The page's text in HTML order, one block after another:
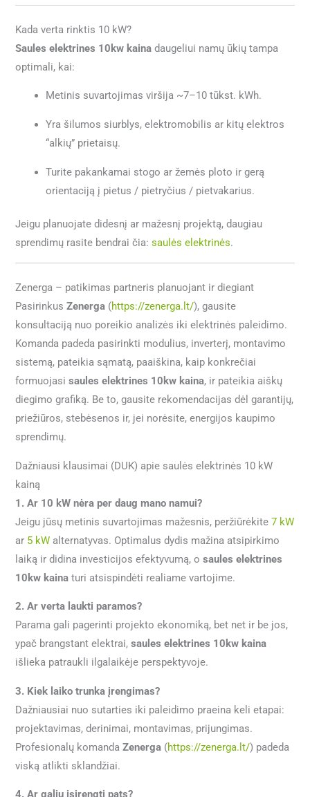
Kada verta rinktis 10 kW?
Saules elektrines 10kw kaina daugeliui namų ūkių tampa
optimali, kai:
Metinis suvartojimas viršija ~7–10 tūkst. kWh.
Yra šilumos siurblys, elektromobilis ar kitų elektros
“alkių” prietaisų.
Turite pakankamai stogo ar žemės ploto ir gerą
orientaciją į pietus / pietryčius / pietvakarius.
Jeigu planuojate didesnį ar mažesnį projektą, daugiau
sprendimų rasite bendrai čia:saulės elektrinės.
Zenerga – patikimas partneris planuojant ir diegiant
PasirinkusZenerga (https://zenerga.lt/), gausite
konsultaciją nuo poreikio analizės iki elektrinės paleidimo.
Komanda padeda pasirinkti modulius, inverterį, montavimo
sistemą, pateikia sąmatą, paaiškina, kaip konkrečiai
formuojasisaules elektrines 10kw kaina, ir pateikia aiškų
diegimo grafiką. Be to, gausite rekomendacijas dėl garantijų,
priežiūros, stebėsenos ir, jei norėsite, energijos kaupimo
sprendimų.
Dažniausi klausimai (DUK) apie saulės elektrinės 10 kW
kainą
1. Ar 10 kW nėra per daug mano namui?
Jeigu jūsų metinis suvartojimas mažesnis, peržiūrėkite7 kW
ar 5 kW alternatyvas. Optimalus dydis mažina atsipirkimo
laiką ir didina investicijos efektyvumą, osaules elektrines
10kw kaina turi atsispindėti realiame vartojime.
2. Ar verta laukti paramos?
Parama gali pagerinti projekto ekonomiką, bet net ir be jos,
ypač brangstant elektrai,saules elektrines 10kw kaina
išlieka patraukli ilgalaikėje perspektyvoje.
3. Kiek laiko trunka įrengimas?
Dažniausiai nuo sutarties iki paleidimo praeina keli etapai:
projektavimas, derinimai, montavimas, prijungimas.
Profesionalų komandaZenerga (https://zenerga.lt/) padeda
viską atlikti sklandžiai.
4. Ar galiu įsirengti pats?